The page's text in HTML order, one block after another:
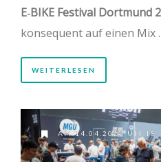
E‑BIKE Festival Dortmund
konsequent auf einen Mix
WEITERLESEN
AM 14.04.2026 UM